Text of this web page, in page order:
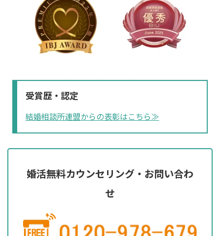
受賞歴・認定
結婚相談所連盟からの表彰はこちら≫
婚活無料カウンセリング・お問い合わ
せ